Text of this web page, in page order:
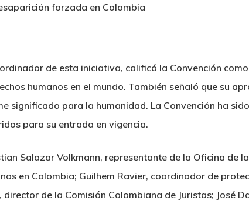
de esta iniciativa, calificó la Convención
humanos en el mundo. También señaló que su
significado para la humanidad. La Convención ha
para su entrada en vigencia.
Salazar Volkmann, representante de la Oficina de
en Colombia; Guilhem Ravier, coordinador de
de la Comisión Colombiana de Juristas; José